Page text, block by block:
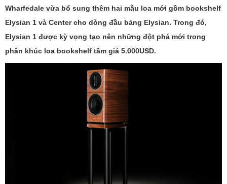
Wharfedale vừa bổ sung thêm hai mẫu loa mới gồm bookshelf
Elysian 1 và Center cho dòng đầu bảng Elysian. Trong đó,
Elysian 1 được kỳ vọng tạo nên những đột phá mới trong
phân khúc loa bookshelf tầm giá 5.000USD.